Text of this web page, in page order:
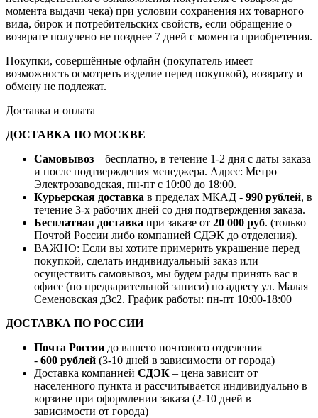
момента выдачи чека) при условии сохранения их товарного
вида, бирок и потребительских свойств, если обращение о
возврате получено не позднее 7 дней с момента приобретения.
Покупки, совершённые офлайн (покупатель имеет
возможность осмотреть изделие перед покупкой), возврату и
обмену не подлежат.
Доставка и оплата
ДОСТАВКА ПО МОСКВЕ
Самовывоз – бесплатно, в течение 1-2 дня с даты заказа
и после подтверждения менеджера. Адрес: Метро
Электрозаводская, пн-пт с 10:00 до 18:00.
Курьерская доставка в пределах МКАД - 990 рублей, в
течение 3-х рабочих дней со дня подтверждения заказа.
Бесплатная доставка при заказе от 20 000 руб. (только
Почтой России либо компанией СДЭК до отделения).
ВАЖНО: Если вы хотите примерить украшение перед
покупкой, сделать индивидуальный заказ или
осуществить самовывоз, мы будем рады принять вас в
офисе (по предварительной записи) по адресу ул. Малая
Семеновская д3с2. График работы: пн-пт 10:00-18:00
ДОСТАВКА ПО РОССИИ
Почта России до вашего почтового отделения
- 600 рублей (3-10 дней в зависимости от города)
Доставка компанией СДЭК – цена зависит от
населенного пункта и рассчитывается индивидуально в
корзине при оформлении заказа (2-10 дней в
зависимости от города)